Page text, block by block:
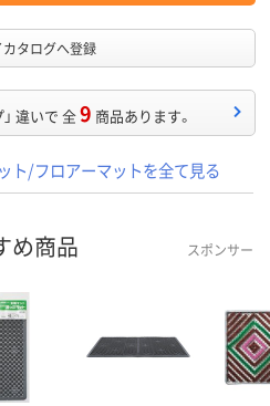
カタログへ登録
」 違いで 全9 商品あります。
ト/フロアーマットを全て見る
め商品 スポンサー